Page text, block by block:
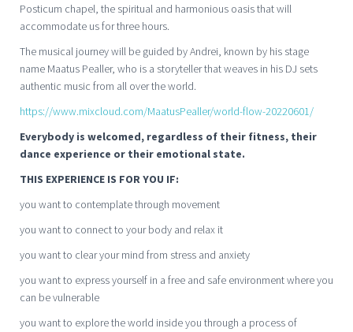
Posticum chapel, the spiritual and harmonious oasis that will
accommodate us for three hours.
The musical journey will be guided by Andrei, known by his stage
name Maatus Pealler, who is a storyteller that weaves in his DJ sets
authentic music from all over the world.
https://www.mixcloud.com/MaatusPealler/world-flow-20220601/
Everybody is welcomed, regardless of their fitness, their
dance experience or their emotional state.
THIS EXPERIENCE IS FOR YOU IF:
you want to contemplate through movement
you want to connect to your body and relax it
you want to clear your mind from stress and anxiety
you want to express yourself in a free and safe environment where you
can be vulnerable
you want to explore the world inside you through a process of